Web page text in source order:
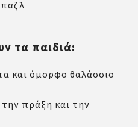
τα παιδιά:
και όμορφο θαλάσσιο
πράξη και την